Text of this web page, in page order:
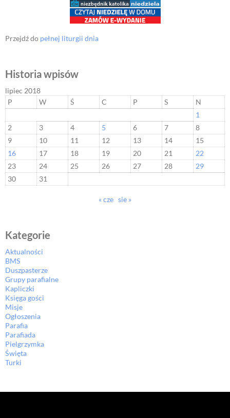
Przejdź do pełnej liturgii dnia
Historia wpisów
lipiec 2018
P
W Ś C P S
N
1
2
3 4 5 6 7
8
9
10 11 12 13 14
15
16
17 18 19 20 21
22
23
24 25 26 27 28
29
30
31
« cze sie »
Kategorie
Aktualności
BMS
Duszpasterze
Grupy parafialne
Kapliczki
Księga gości
Misje
Ogłoszenia
Parafia
Parafiada
Pielgrzymka
Święta
Turki